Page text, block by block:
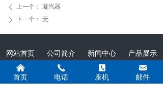
ꄴ 上一个： 凝汽器
ꄲ 下一个： 无
网站首页 公司简介 新闻中心
产品展示
施工案例
荣誉资质 在线留言 联系我们
낀
首页
끅
电话
끐
座机
낂
邮件